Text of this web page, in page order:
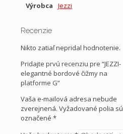
Výrobca Jezzi
Recenzie
Nikto zatiaľ nepridal hodnotenie.
Pridajte prvú recenziu pre “JEZZI-
elegantné bordové čižmy na
platforme G”
Vaša e-mailová adresa nebude
zverejnená. Vyžadované polia sú
označené *